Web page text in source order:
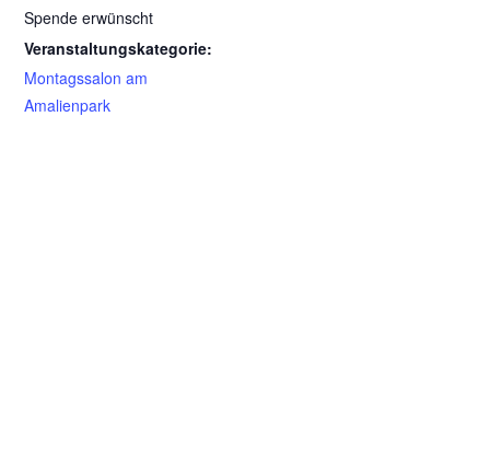
Spende erwünscht
Veranstaltungskategorie:
Montagssalon am
Amalienpark